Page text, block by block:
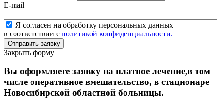
E-mail
Я согласен на обработку персональных данных
в соответствии с политикой конфиденциальности.
Закрыть форму
Вы оформляете заявку на платное лечение,в том
числе оперативное вмешательство, в стационаре
Новосибирской областной больницы.